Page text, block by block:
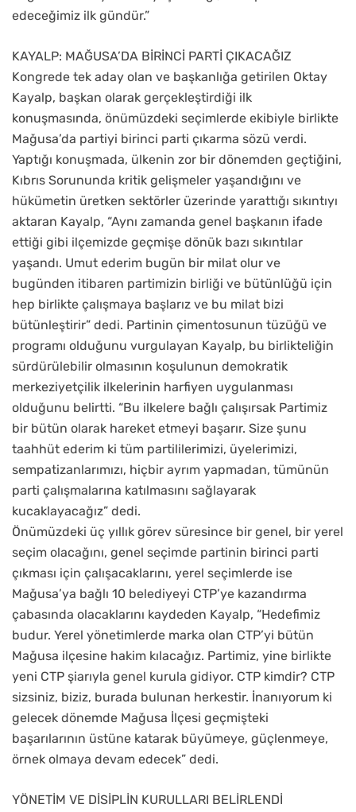
edeceğimiz ilk gündür.”
KAYALP: MAĞUSA’DA BİRİNCİ PARTİ ÇIKACAĞIZ
Kongrede tek aday olan ve başkanlığa getirilen Oktay
Kayalp, başkan olarak gerçekleştirdiği ilk
konuşmasında, önümüzdeki seçimlerde ekibiyle birlikte
Mağusa’da partiyi birinci parti çıkarma sözü verdi.
Yaptığı konuşmada, ülkenin zor bir dönemden geçtiğini,
Kıbrıs Sorununda kritik gelişmeler yaşandığını ve
hükümetin üretken sektörler üzerinde yarattığı sıkıntıyı
aktaran Kayalp, “Aynı zamanda genel başkanın ifade
ettiği gibi ilçemizde geçmişe dönük bazı sıkıntılar
yaşandı. Umut ederim bugün bir milat olur ve
bugünden itibaren partimizin birliği ve bütünlüğü için
hep birlikte çalışmaya başlarız ve bu milat bizi
bütünleştirir” dedi. Partinin çimentosunun tüzüğü ve
programı olduğunu vurgulayan Kayalp, bu birlikteliğin
sürdürülebilir olmasının koşulunun demokratik
merkeziyetçilik ilkelerinin harfiyen uygulanması
olduğunu belirtti. “Bu ilkelere bağlı çalışırsak Partimiz
bir bütün olarak hareket etmeyi başarır. Size şunu
taahhüt ederim ki tüm partililerimizi, üyelerimizi,
sempatizanlarımızı, hiçbir ayrım yapmadan, tümünün
parti çalışmalarına katılmasını sağlayarak
kucaklayacağız” dedi.
Önümüzdeki üç yıllık görev süresince bir genel, bir yerel
seçim olacağını, genel seçimde partinin birinci parti
çıkması için çalışacaklarını, yerel seçimlerde ise
Mağusa’ya bağlı 10 belediyeyi CTP’ye kazandırma
çabasında olacaklarını kaydeden Kayalp, “Hedefimiz
budur. Yerel yönetimlerde marka olan CTP’yi bütün
Mağusa ilçesine hakim kılacağız. Partimiz, yine birlikte
yeni CTP şiarıyla genel kurula gidiyor. CTP kimdir? CTP
sizsiniz, biziz, burada bulunan herkestir. İnanıyorum ki
gelecek dönemde Mağusa İlçesi geçmişteki
başarılarının üstüne katarak büyümeye, güçlenmeye,
örnek olmaya devam edecek” dedi.
YÖNETİM VE DİSİPLİN KURULLARI BELİRLENDİ